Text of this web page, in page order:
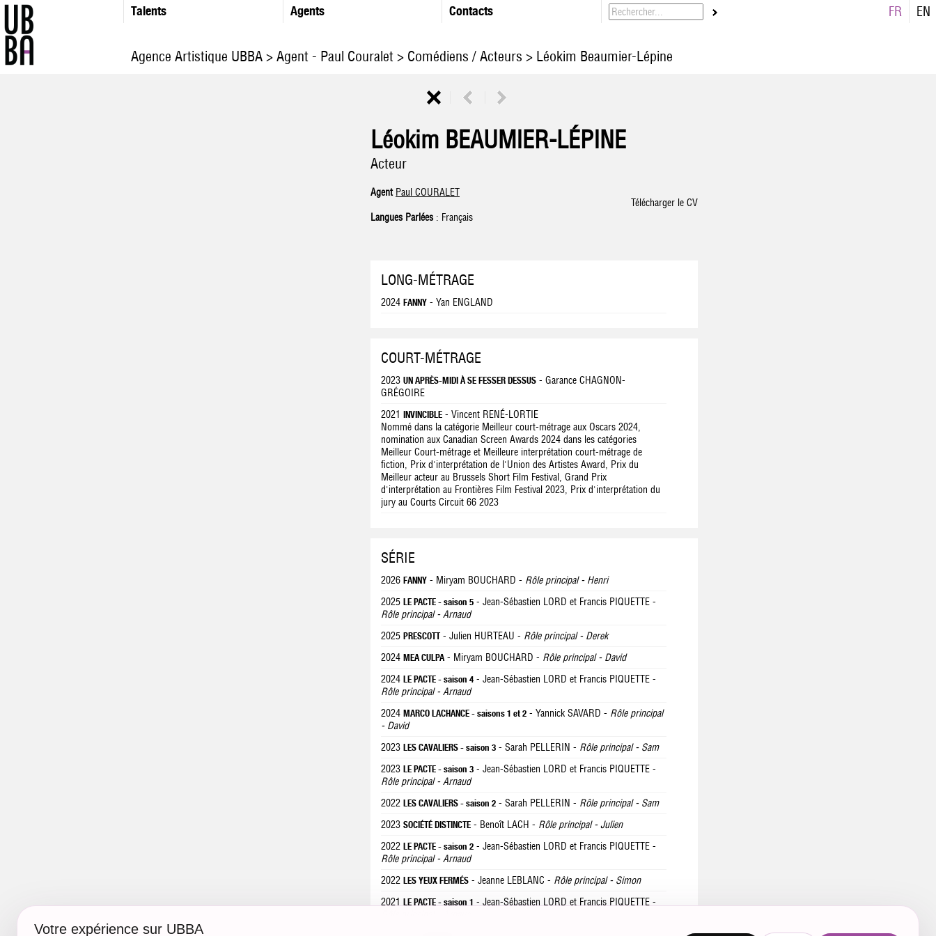
Talents Agents Contacts FR EN
Agence Artistique UBBA>Agent - Paul Couralet > Comédiens / Acteurs> Léokim Beaumier-Lépine
Léokim BEAUMIER-LÉPINE
Acteur
Agent Paul COURALET
Télécharger le CV
Langues Parlées: Français
LONG-MÉTRAGE
2024 FANNY - Yan ENGLAND
COURT-MÉTRAGE
2023 UN APRÈS-MIDI À SE FESSER DESSUS - Garance CHAGNON-
GRÉGOIRE
2021
INVINCIBLE - Vincent RENÉ-LORTIE
Nommé dans la catégorie Meilleur court-métrage aux Oscars 2024,
nomination aux Canadian Screen Awards 2024 dans les catégories
Meilleur Court-métrage et Meilleure interprétation court-métrage de
fiction, Prix d'interprétation de l'Union des Artistes Award, Prix du
Meilleur acteur au Brussels Short Film Festival, Grand Prix
d'interprétation au Frontières Film Festival 2023, Prix d'interprétation du
jury au Courts Circuit 66 2023
SÉRIE
2026 FANNY - Miryam BOUCHARD - Rôle principal - Henri
2025 LE PACTE - saison 5 - Jean-Sébastien LORD et Francis PIQUETTE -
Rôle principal - Arnaud
2025 PRESCOTT - Julien HURTEAU - Rôle principal - Derek
2024 MEA CULPA- Miryam BOUCHARD - Rôle principal - David
2024 LE PACTE - saison 4 - Jean-Sébastien LORD et Francis PIQUETTE -
Rôle principal - Arnaud
2024 MARCO LACHANCE - saisons 1 et 2 - Yannick SAVARD - Rôle principal
- David
2023 LES CAVALIERS - saison 3 - Sarah PELLERIN - Rôle principal - Sam
2023 LE PACTE - saison 3 - Jean-Sébastien LORD et Francis PIQUETTE -
Rôle principal - Arnaud
2022 LES CAVALIERS - saison 2 - Sarah PELLERIN - Rôle principal - Sam
2023 SOCIÉTÉ DISTINCTE - Benoît LACH - Rôle principal - Julien
2022 LE PACTE - saison 2 - Jean-Sébastien LORD et Francis PIQUETTE -
Rôle principal - Arnaud
2022 LES YEUX FERMÉS - Jeanne LEBLANC - Rôle principal - Simon
2021 LE PACTE - saison 1 - Jean-Sébastien LORD et Francis PIQUETTE -
Votre expérience sur UBBA